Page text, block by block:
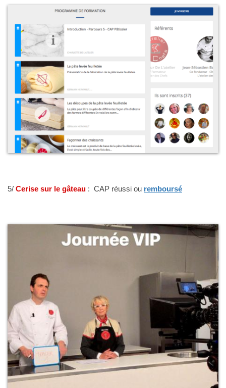
5/ Cerise sur le gâteau : CAP réussi ou remboursé